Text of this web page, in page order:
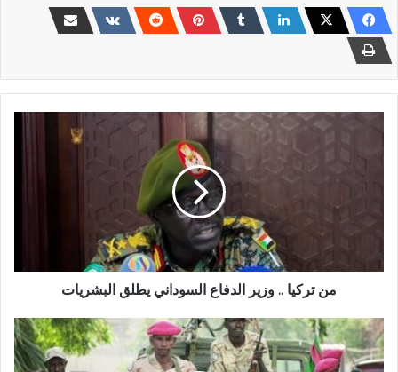
السوداني
من تركيا .. وزير الدفاع السوداني يطلق البشريات
خلافات
وصلت
مرحلة